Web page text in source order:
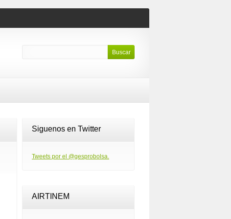
Siguenos en Twitter
Tweets por el @gesprobolsa.
AIRTINEM